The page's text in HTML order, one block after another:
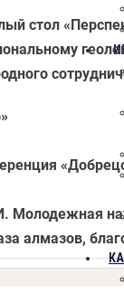
стол
Молодежная
алмазов,